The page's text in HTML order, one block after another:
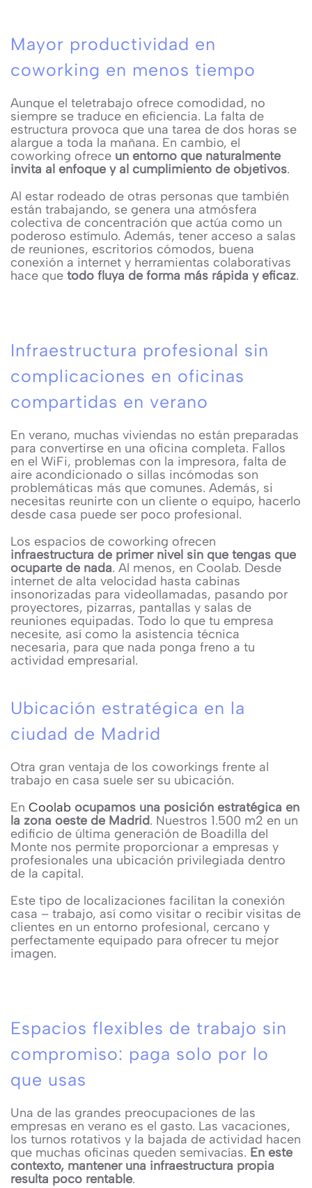
Mayor productividad en
coworking en menos tiempo
Aunque el teletrabajo ofrece comodidad, no
siempre se traduce en eficiencia. La falta de
estructura provoca que una tarea de dos horas se
alargue a toda la mañana. En cambio, el
coworking ofrece un entorno que naturalmente
invita al enfoque y al cumplimiento de objetivos.
Al estar rodeado de otras personas que también
están trabajando, se genera una atmósfera
colectiva de concentración que actúa como un
poderoso estímulo. Además, tener acceso a salas
de reuniones, escritorios cómodos, buena
conexión a internet y herramientas colaborativas
hace que todo fluya de forma más rápida y eficaz.
Infraestructura profesional sin
complicaciones en oficinas
compartidas en verano
En verano, muchas viviendas no están preparadas
para convertirse en una oficina completa. Fallos
en el WiFi, problemas con la impresora, falta de
aire acondicionado o sillas incómodas son
problemáticas más que comunes. Además, si
necesitas reunirte con un cliente o equipo, hacerlo
desde casa puede ser poco profesional.
Los espacios de coworking ofrecen
infraestructura de primer nivel sin que tengas que
ocuparte de nada. Al menos, en Coolab. Desde
internet de alta velocidad hasta cabinas
insonorizadas para videollamadas, pasando por
proyectores, pizarras, pantallas y salas de
reuniones equipadas. Todo lo que tu empresa
necesite, así como la asistencia técnica
necesaria, para que nada ponga freno a tu
actividad empresarial.
Ubicación estratégica en la
ciudad de Madrid
Otra gran ventaja de los coworkings frente al
trabajo en casa suele ser su ubicación.
En Coolab ocupamos una posición estratégica en
la zona oeste de Madrid. Nuestros 1.500 m2 en un
edificio de última generación de Boadilla del
Monte nos permite proporcionar a empresas y
profesionales una ubicación privilegiada dentro
de la capital.
Este tipo de localizaciones facilitan la conexión
casa – trabajo, así como visitar o recibir visitas de
clientes en un entorno profesional, cercano y
perfectamente equipado para ofrecer tu mejor
imagen.
Espacios flexibles de trabajo sin
compromiso: paga solo por lo
que usas
Una de las grandes preocupaciones de las
empresas en verano es el gasto. Las vacaciones,
los turnos rotativos y la bajada de actividad hacen
que muchas oficinas queden semivacías. En este
contexto, mantener una infraestructura propia
resulta poco rentable.